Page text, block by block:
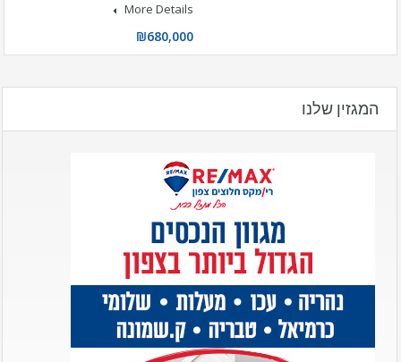
More Details
₪680,000
המגזין שלנו